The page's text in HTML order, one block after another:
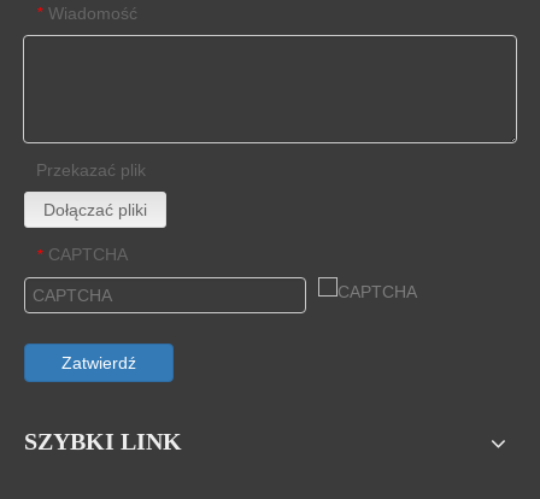
* Wiadomość
Przekazać plik
Dołączać pliki
* CAPTCHA
Zatwierdź
SZYBKI LINK